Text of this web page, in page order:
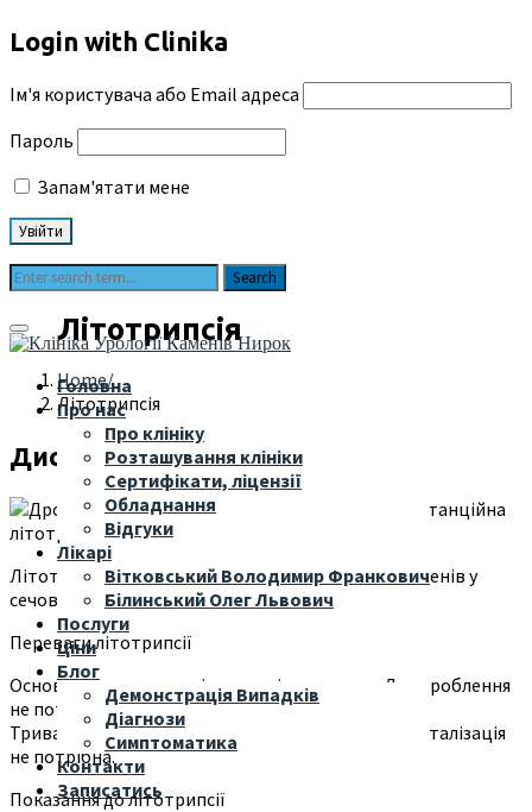
Login with Clinika
Ім'я користувача або Email адреса
Пароль
Запам'ятати мене
Головна
Про нас
Про клініку
Розташування клініки
Сертифікати, ліцензії
Обладнання
Відгуки
Лікарі
Вітковський Володимир Франкович
Білинський Олег Львович
Послуги
Ціни
Блог
Демонстрація Випадків
Діагнози
Симптоматика
Контакти
Записатись
Літотрипсія
Home
Літотрипсія
Дистанційна літотрипсія
Літотрипсія – це метод дроблення невеликих каменів у
сечоводах і нирках.
Переваги літотрипсії
Основна перевага – неінвазивність методу. Для дроблення
не потрібне виконання розрізу чи проколу на тілі.
Тривалість процедури становить 15 – 20 хв. Госпіталізація
не потрібна.
Показання до літотрипсії